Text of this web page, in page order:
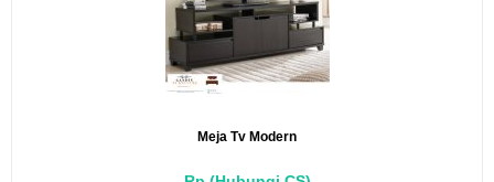
Meja Tv Modern